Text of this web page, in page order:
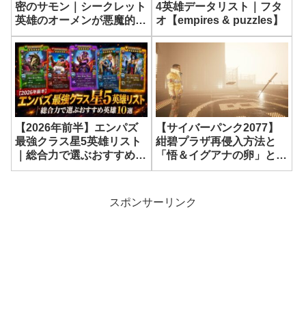
密のサモン｜シークレット
英雄のオーメンが悪魔的な
強さでした…【empires &
puzzles】
4英雄データリスト｜フタ
オ【empires & puzzles】
【2026年前半】エンパズ
最強クラス星5英雄リスト
｜総合力で選ぶおすすめ英
雄10選【empires &
【サイバーパンク2077】
紺碧プラザ再侵入方法と
「悟＆イグアナの卵」とり
逃し後の入手方法｜パッチ
2077】
スポンサーリンク